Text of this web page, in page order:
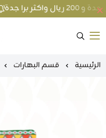
الرئيسية قسم البهارات